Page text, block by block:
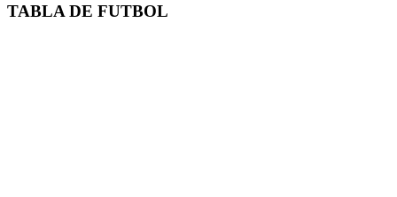
TABLA DE FUTBOL